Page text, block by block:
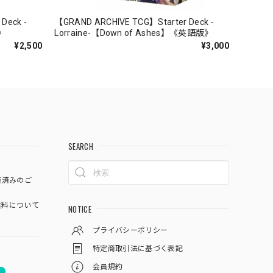
-
¥2,500
【GRAND ARCHIVE TCG】Starter Deck -
Lorraine-【Down of Ashes】《英語版》
¥3,000
みのご
について
SEARCH
NOTICE
プライバシーポリシー
特定商取引法に基づく表記
会員規約